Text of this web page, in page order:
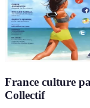
France culture
Collectif